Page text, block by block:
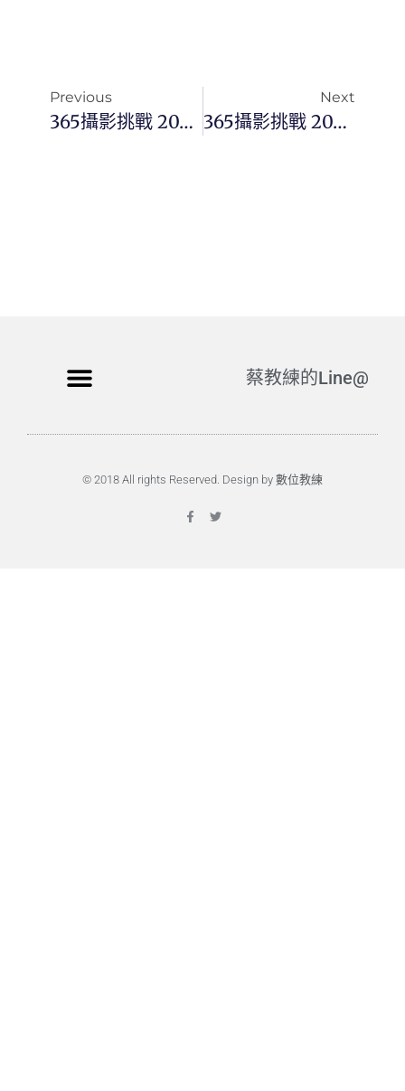
Previous
365攝影挑戰 20240702(二) 184/366 Day3087
Next
365攝影挑戰 20240704(四) 186/366 Day3089
蔡教練的Line@
© 2018 All rights Reserved. Design by 數位教練